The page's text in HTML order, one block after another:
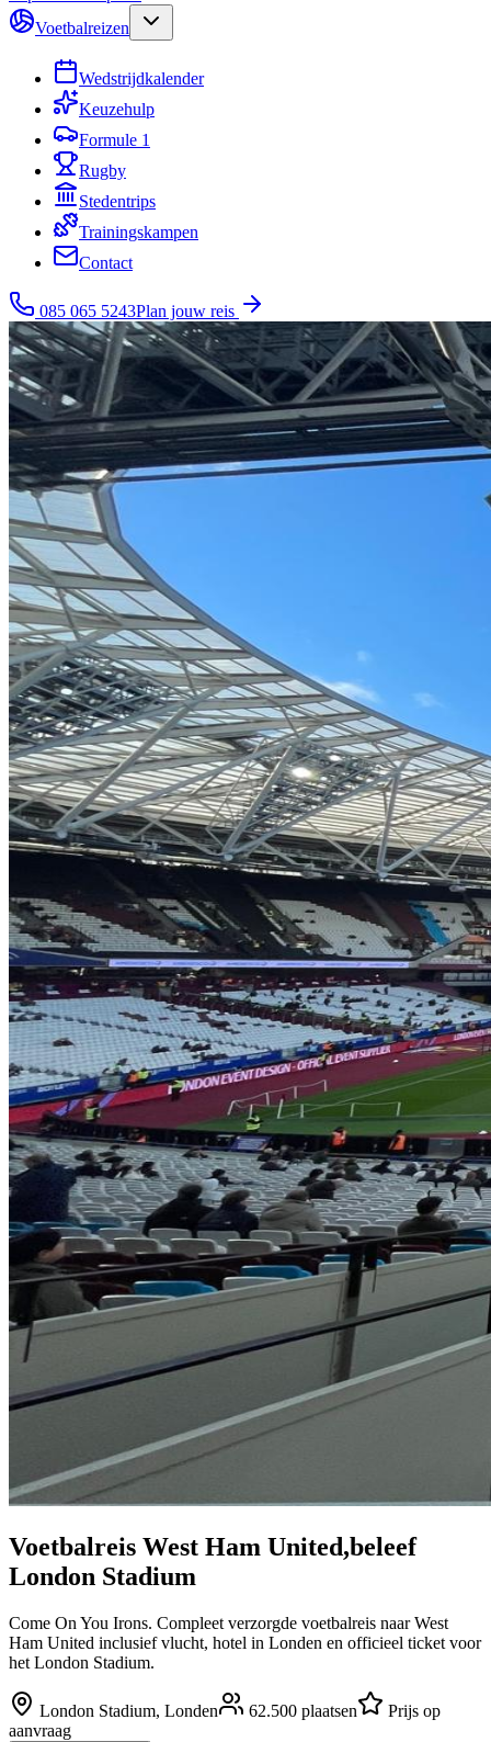
Voetbalreizen
Wedstrijdkalender
Keuzehulp
Formule 1
Rugby
Stedentrips
Trainingskampen
Contact
085 065 5243Plan jouw reis
Voetbalreis West Ham United,beleef
London Stadium
Come On You Irons. Compleet verzorgde voetbalreis naar West
Ham United inclusief vlucht, hotel in Londen en officieel ticket voor
het London Stadium.
London Stadium, Londen 62.500 plaatsen
Prijs op
aanvraag